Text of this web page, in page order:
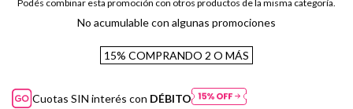
Podés combinar esta promoción con otros productos de la misma categoría.
No acumulable con algunas promociones
15% COMPRANDO 2 O MÁS
Cuotas SIN interés con DÉBITO